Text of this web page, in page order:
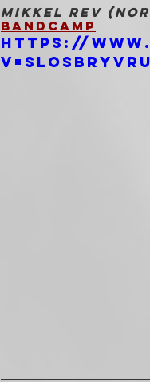
MIKKEL REV
Bandcamp
https://